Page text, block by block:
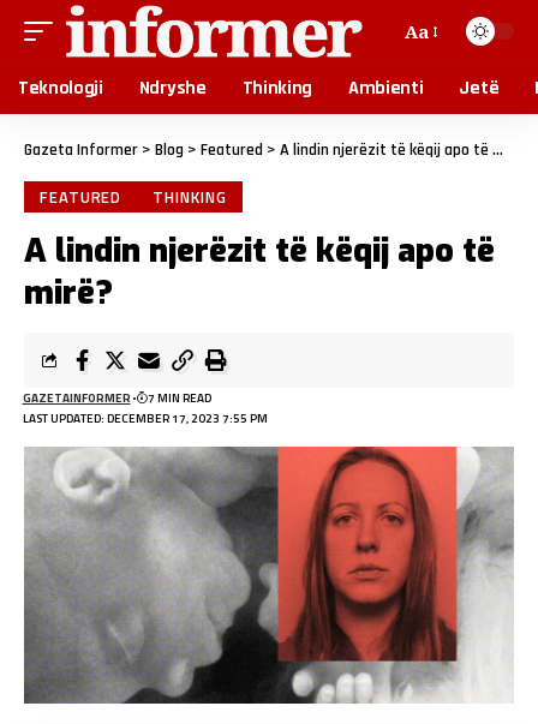
Aa
Teknologji Ndryshe Thinking Ambienti Jetë
Gazeta Informer > Blog > Featured > A lindin njerëzit të këqij apo të mirë?
FEATURED THINKING
A lindin njerëzit të këqij apo të
mirë?
LAST UPDATED: DECEMBER 17, 2023 7:55 PM
GAZETAINFORMER 7 MIN READ